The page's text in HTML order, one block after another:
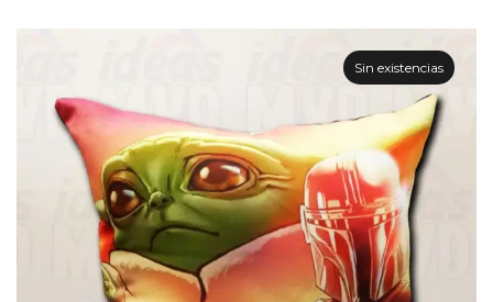
Sin existencias